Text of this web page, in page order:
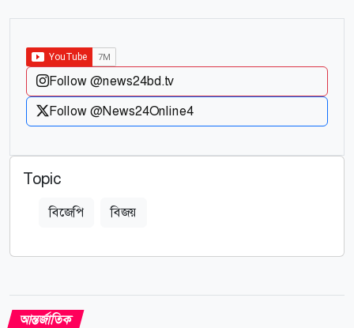
Follow @news24bd.tv
Follow @News24Online4
Topic
বিজেপি বিজয়
আন্তর্জাতিক